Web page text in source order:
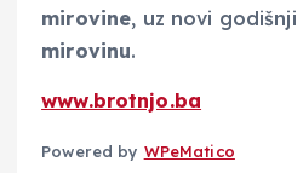
mirovine, uz novi godišnji
mirovinu.
www.brotnjo.ba
Powered by WPeMatico